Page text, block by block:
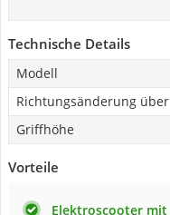
Technische Details
Modell
Richtungsänderung über
Griffhöhe
Vorteile
Elektroscooter mit